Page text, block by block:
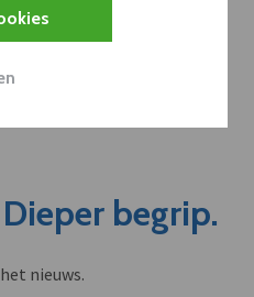
begrip.
nieuws.